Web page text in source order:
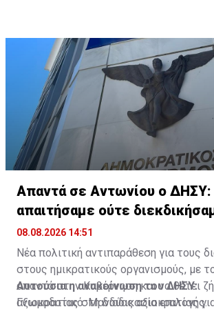
Απαντά σε Αντωνίου ο ΔΗΣΥ:
απαιτήσαμε ούτε
διορισμούς»
08.08.2026 14:51
Νέα πολιτική αντιπαράθεση για τους
στους ημικρατικούς οργανισμούς, με
απαντά στην Κυβέρνηση και να θέτει
αξιοκρατίας στη διαδικασία επιλογής.
Αυτούσια η ανακοίνωση του ΔΗΣΥ:
Γνωμοδοτικό: Μανδύας αξιοκρατίας